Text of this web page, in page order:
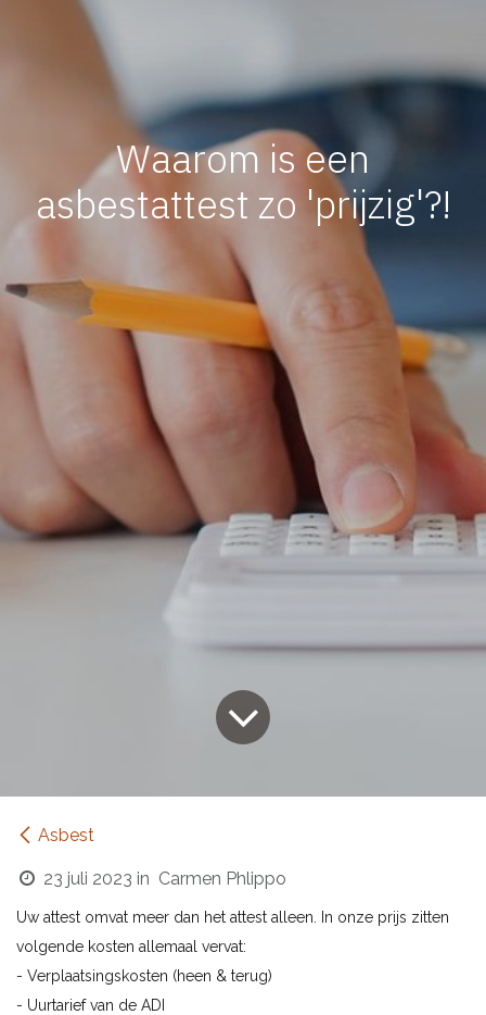
Waarom is een
asbestattest zo 'prijzig'?!
Asbest
23 juli 2023 in Carmen Phlippo
Uw attest omvat meer dan het attest alleen. In onze prijs zitten
volgende kosten allemaal vervat:
- Verplaatsingskosten (heen & terug)
- Uurtarief van de ADI